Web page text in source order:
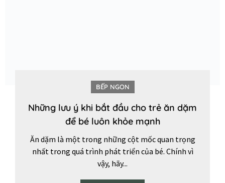
BẾP NGON
Những lưu ý khi bắt đầu cho trẻ ăn dặm
để bé luôn khỏe mạnh
Ăn dặm là một trong những cột mốc quan trọng
nhất trong quá trình phát triển của bé. Chính vì
vậy, hãy...